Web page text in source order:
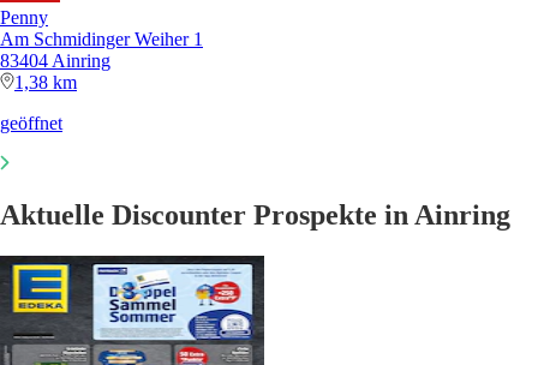
Penny
Am Schmidinger Weiher 1
83404 Ainring
1,38 km
geöffnet
Aktuelle Discounter Prospekte in Ainring